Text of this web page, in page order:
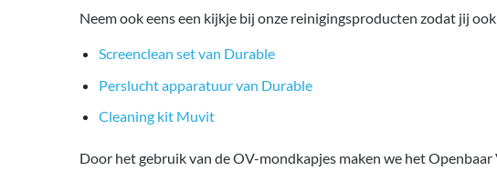
Neem ook eens een kijkje bij onze reinigingsproducten zodat jij
Screenclean set van Durable
Perslucht apparatuur van Durable
Cleaning kit Muvit
Door het gebruik van de OV-mondkapjes maken we het